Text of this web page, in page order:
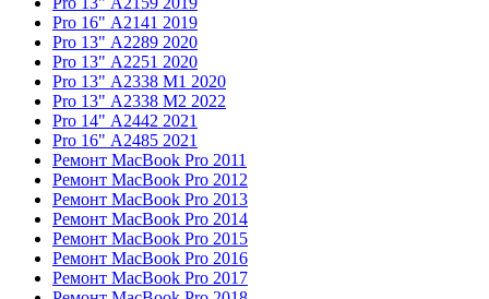
Pro 16" А2141 2019
Pro 13" А2289 2020
Pro 13" А2251 2020
Pro 13" А2338 M1 2020
Pro 13" А2338 M2 2022
Pro 14" А2442 2021
Pro 16" А2485 2021
Ремонт MacBook Pro 2011
Ремонт MacBook Pro 2012
Ремонт MacBook Pro 2013
Ремонт MacBook Pro 2014
Ремонт MacBook Pro 2015
Ремонт MacBook Pro 2016
Ремонт MacBook Pro 2017